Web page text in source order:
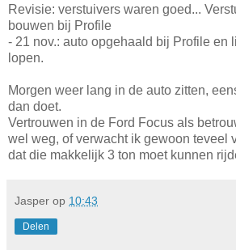
Revisie: verstuivers waren goed...
bouwen bij Profile
- 21 nov.: auto opgehaald bij Profile en
lopen.
Morgen weer lang in de auto zitten,
dan doet.
Vertrouwen in de Ford Focus als
wel weg, of verwacht ik gewoon teveel
dat die makkelijk 3 ton moet kunnen
Jasper op 10:43
Delen